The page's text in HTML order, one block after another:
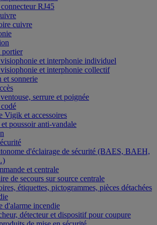
RJ45
cuivre
et interphonie individuel
et interphonie collectif
et sonnerie
serrure et poignée
Vigik et accessoires
poussoir anti-vandale
d'éclairage de sécurité (BAES, BAEH,
et centrale
de secours sur source centrale
étiquettes, pictogrammes, pièces détachées
d'alarme incendie
détecteur et dispositif pour coupure